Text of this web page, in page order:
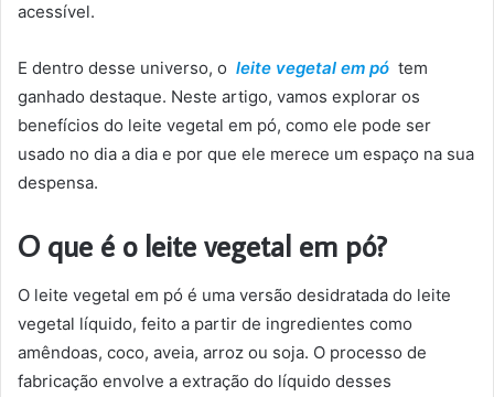
acessível.
E dentro desse universo, o leite vegetal em pó tem
ganhado destaque. Neste artigo, vamos explorar os
benefícios do leite vegetal em pó, como ele pode ser
usado no dia a dia e por que ele merece um espaço na sua
despensa.
O que é o leite vegetal em pó?
O leite vegetal em pó é uma versão desidratada do leite
vegetal líquido, feito a partir de ingredientes como
amêndoas, coco, aveia, arroz ou soja. O processo de
fabricação envolve a extração do líquido desses